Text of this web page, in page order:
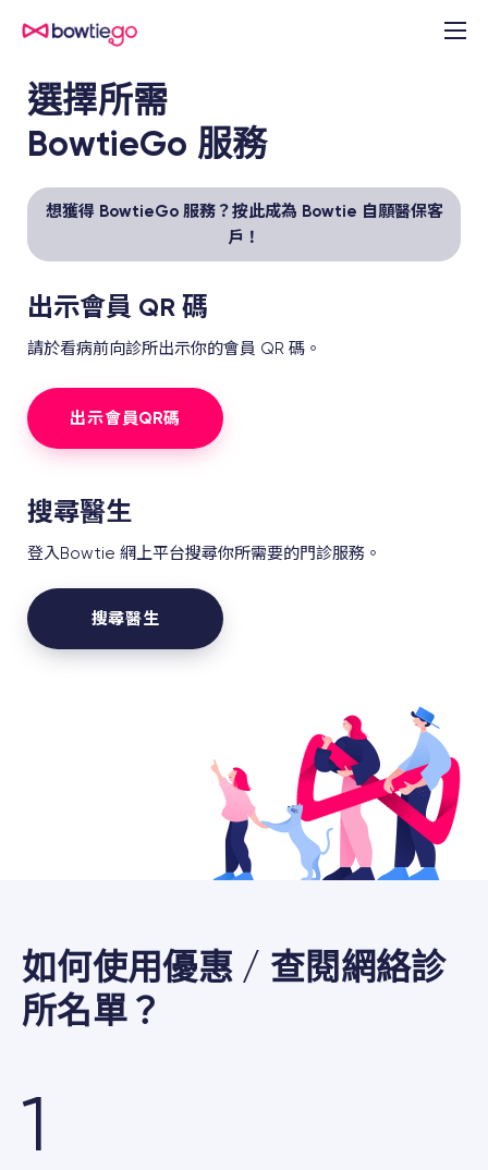
選擇所需
BowtieGo 服務
想獲得 BowtieGo 服務？按此成為 Bowtie 自願醫保客
戶！
出示會員 QR 碼
請於看病前向診所出示你的會員 QR 碼。
出示會員QR碼
搜尋醫生
登入Bowtie 網上平台搜尋你所需要的門診服務。
搜尋醫生
如何使用優惠 / 查閱網絡診
所名單？
1